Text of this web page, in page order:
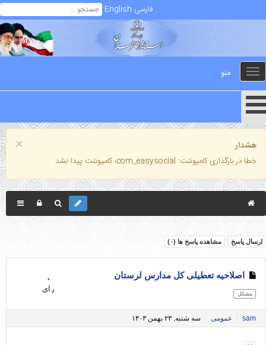
فارسیEnglish
Toggle
navigation
منو
×
هشدار
خطا در بارگذاری کامپوننت: com_easysocial، کامپوننت پیدا نشد
پاسخ مشاهده پاسخ ها (۰ )
اصلاحیه تعطیلی کل مدارس لرستان
مشکل
رای
sam عمومی سه شنبه, ۲۳ بهمن ۱۴۰۳